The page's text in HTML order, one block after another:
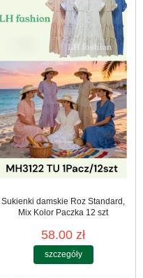
Sukienki damskie Roz Standard,
Mix Kolor Paczka 12 szt
58.00 zł
szczegóły